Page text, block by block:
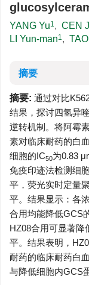
YANG Yu1, CEN
LI Yun-man1,
摘要
摘要: 通过对比
结果，探讨四氢异
逆转机制。将阿霉
素对临床耐药的白
细胞的IC50为0.83
免疫印迹法检测细
平，荧光实时定量
平。结果显示：各
合用均能降低GCS
HZ08合用可显著
平。结果表明，
耐药的临床耐药白
与降低细胞内GCS